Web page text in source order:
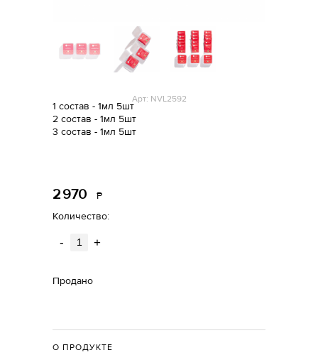
Арт: NVL2592
1 состав - 1мл 5шт
2 состав - 1мл 5шт
3 состав - 1мл 5шт
2970 Р
Количество:
- +
Продано
О ПРОДУКТЕ